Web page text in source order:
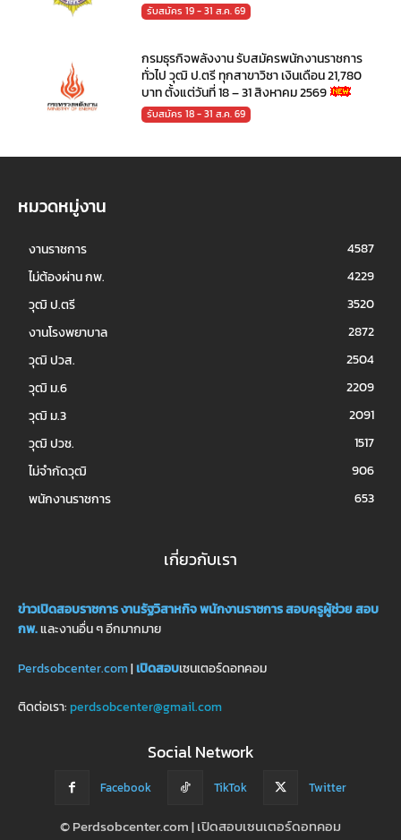
รับสมัคร 19 - 31 ส.ค. 69
กรมธุรกิจพลังงาน รับสมัครพนักงานราชการ
ทั่วไป วุฒิ ป.ตรี ทุกสาขาวิชา เงินเดือน 21,780
บาท ตั้งแต่วันที่ 18 – 31 สิงหาคม 2569
รับสมัคร 18 - 31 ส.ค. 69
หมวดหมู่งาน
งานราชการ
4587
ไม่ต้องผ่าน กพ.
4229
วุฒิ ป.ตรี
3520
งานโรงพยาบาล
2872
วุฒิ ปวส.
2504
วุฒิ ม.6
2209
วุฒิ ม.3
2091
วุฒิ ปวช.
1517
ไม่จำกัดวุฒิ
906
พนักงานราชการ
653
เกี่ยวกับเรา
ข่าวเปิดสอบราชการงานรัฐวิสาหกิจพนักงานราชการสอบครูผู้ช่วยสอบ
กพ.และงานอื่น ๆ อีกมากมาย
Perdsobcenter.com|เปิดสอบเซนเตอร์ดอทคอม
ติดต่อเรา: perdsobcenter@gmail.com
Social Network
Facebook TikTok Twitter
© Perdsobcenter.com | เปิดสอบเซนเตอร์ดอทคอม